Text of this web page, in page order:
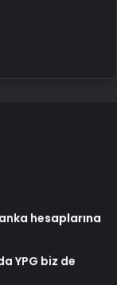
hesaplarına
YPG biz de